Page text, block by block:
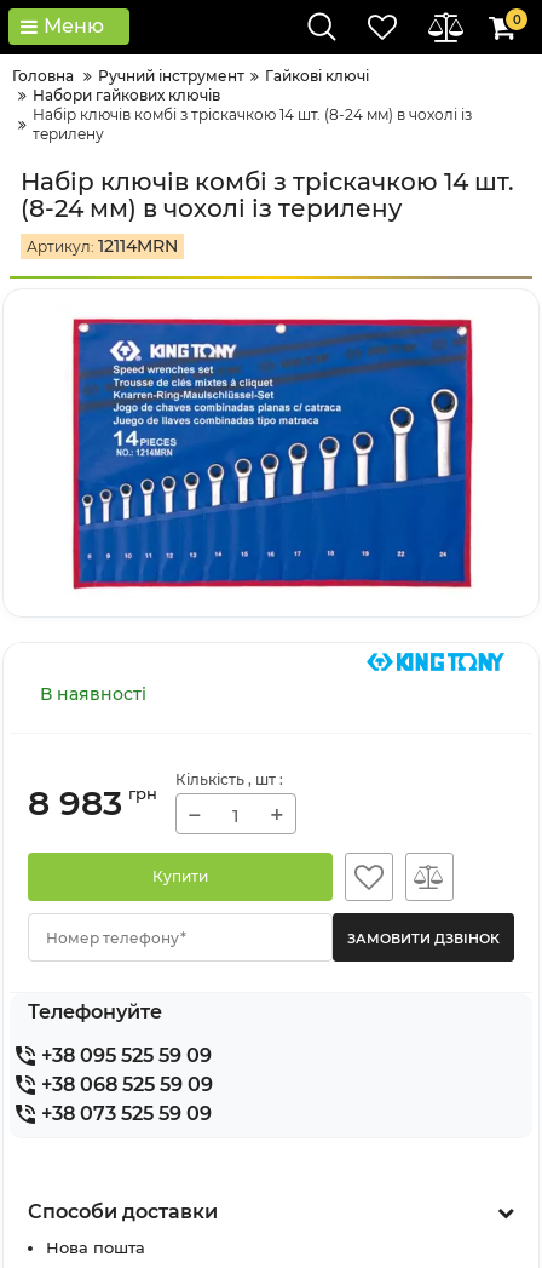
Меню 0
Головна Ручний інструмент
Гайкові ключі
Набори гайкових ключів
Набір ключів комбі з тріскачкою 14 шт. (8-24 мм) в чохолі із
терилену
Набір ключів комбі з тріскачкою 14 шт.
(8-24 мм) в чохолі із терилену
Артикул: 12114MRN
В наявності
8 983 грн
Кількість , шт :
− +
Купити
Номер телефону*
Телефонуйте
+38 095 525 59 09
+38 068 525 59 09
+38 073 525 59 09
Способи доставки
Нова пошта